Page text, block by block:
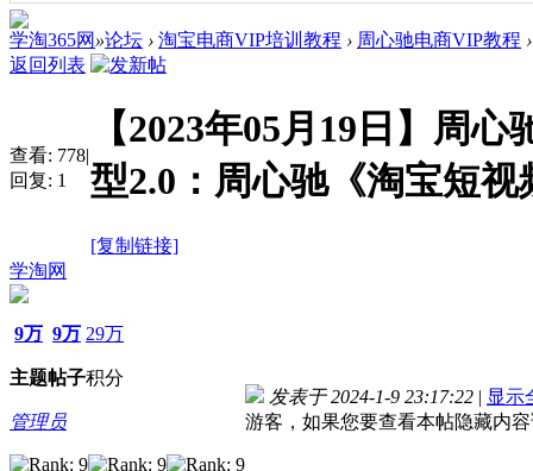
学淘365网 »论坛 › 淘宝电商VIP培训教程 › 周心驰电商VIP教程 ›
返回列表
查看: 778|
回复: 1
【2023年05月19日】周
型2.0：周心驰《淘宝短视
[复制链接]
学淘网
9万
主题
9万
帖子
29万
积分
管理员
发表于 2024-1-9 23:17:22 | 显示
游客，如果您要查看本帖隐藏内